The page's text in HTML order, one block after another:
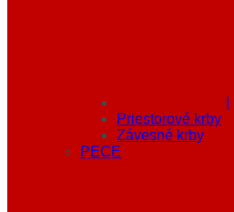
Priestorové krby
Závesné krby
PECE